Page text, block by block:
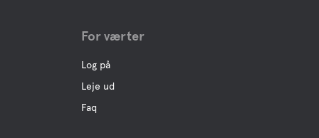
For værter
Log på
Leje ud
Faq